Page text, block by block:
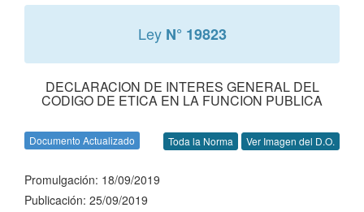
Ley N° 19823
DECLARACION DE INTERES GENERAL DEL
CODIGO DE ETICA EN LA FUNCION PUBLICA
Documento Actualizado Toda la Norma Ver Imagen del D.O.
Promulgación: 18/09/2019
Publicación: 25/09/2019